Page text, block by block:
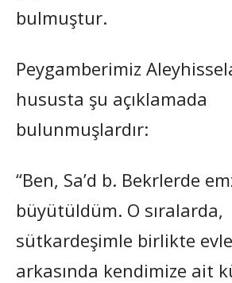
bulmuştur.
Peygamberimiz
hususta şu açıklamada
bulunmuşlardır:
“Ben, Sa’d b. Bekrlerde
büyütüldüm. O sıralarda,
sütkardeşimle birlikte
arkasında kendimize ait